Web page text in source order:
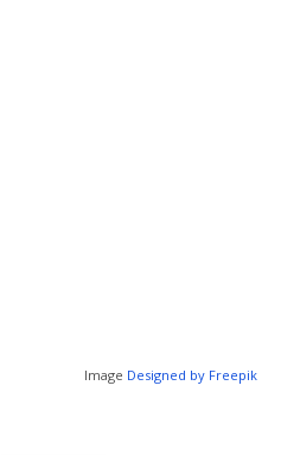
Image Designed by Freepik